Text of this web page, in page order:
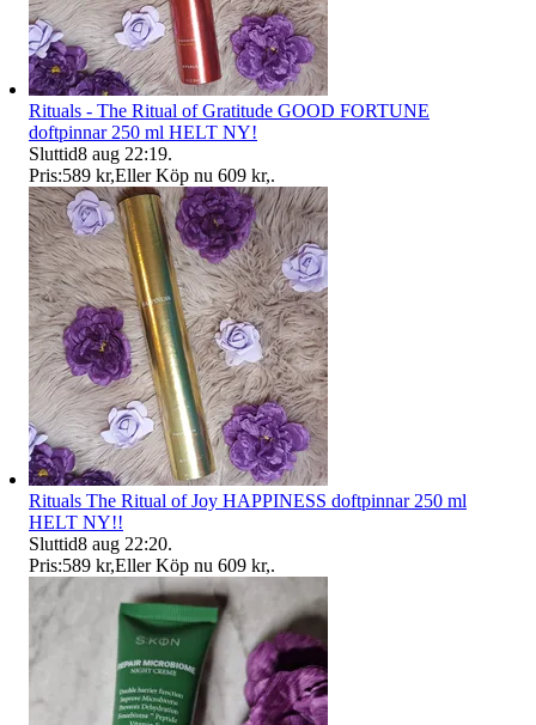
Rituals - The Ritual of Gratitude GOOD FORTUNE
doftpinnar 250 ml HELT NY!
Sluttid8 aug 22:19.
Pris:589 kr,Eller Köp nu 609 kr,.
Rituals The Ritual of Joy HAPPINESS doftpinnar 250 ml
HELT NY!!
Sluttid8 aug 22:20.
Pris:589 kr,Eller Köp nu 609 kr,.